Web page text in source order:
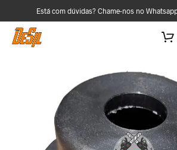
Está com dúvidas? Chame-nos no